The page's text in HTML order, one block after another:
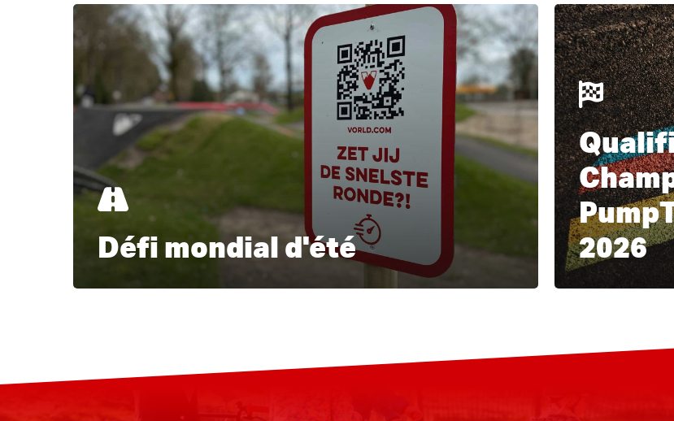
Défi mondial d'été
Apprendre
encore
2026
Apprendre
encore
plus